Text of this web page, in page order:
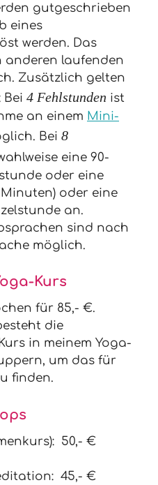
gutgeschrieben
eines
werden. Das
anderen laufenden
Zusätzlich gelten
Bei 4 Fehlstunden ist
an einem Mini-
Bei 8
eine 90-
oder eine
oder eine
an.
sind nach
möglich.
Kurs
für 85,- €.
die
in meinem Yoga-
um das für
finden.
50,- €
45,- €